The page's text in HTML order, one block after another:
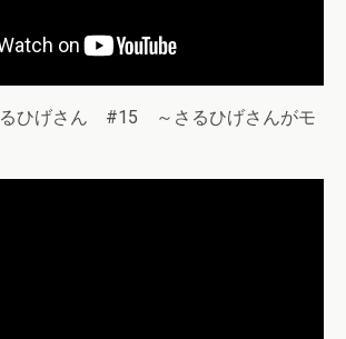
るひげさん #15 ～さるひげさんがモ